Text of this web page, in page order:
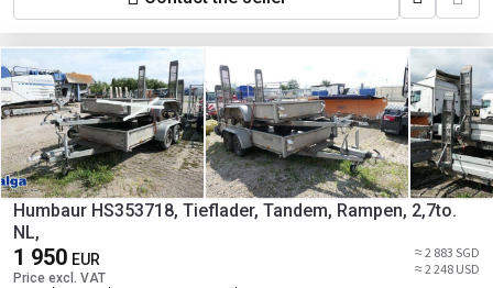
Humbaur HS353718, Tieflader, Tandem, Rampen, 2,7to.
NL,
1 950 EUR
Price excl. VAT
≈ 2 883 SGD
≈ 2 248 USD